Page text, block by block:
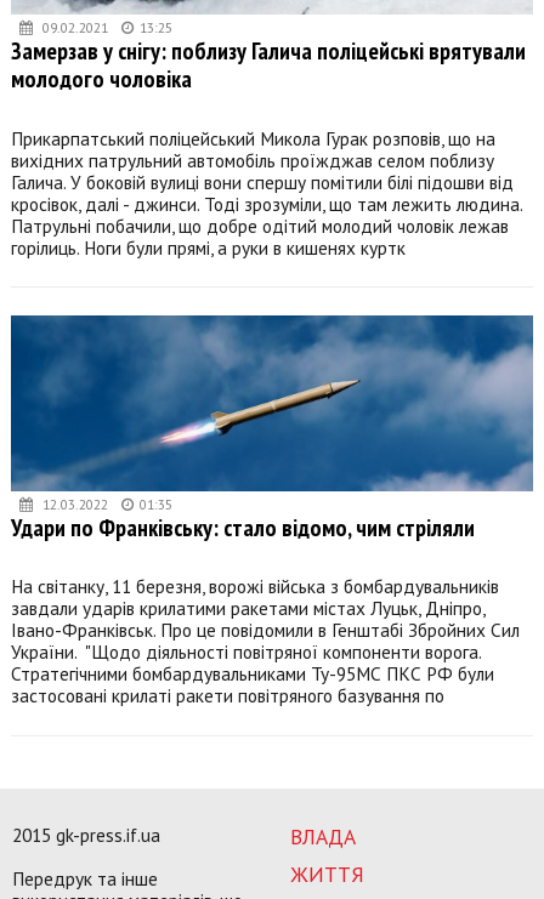
09.02.2021 13:25
Замерзав у снігу: поблизу Галича поліцейські врятували
молодого чоловіка
Прикарпатський поліцейський Микола Гурак розповів, що на
вихідних патрульний автомобіль проїжджав селом поблизу
Галича. У боковій вулиці вони спершу помітили білі підошви від
кросівок, далі - джинси. Тоді зрозуміли, що там лежить людина.
Патрульні побачили, що добре одітий молодий чоловік лежав
горілиць. Ноги були прямі, а руки в кишенях куртк
12.03.2022 01:35
Удари по Франківську: стало відомо, чим стріляли
На світанку, 11 березня, ворожі війська з бомбардувальників
завдали ударів крилатими ракетами містах Луцьк, Дніпро,
Івано-Франківськ. Про це повідомили в Генштабі Збройних Сил
України. "Щодо діяльності повітряної компоненти ворога.
Стратегічними бомбардувальниками Ту-95МС ПКС РФ були
застосовані крилаті ракети повітряного базування по
ВЛАДА
ЖИТТЯ
2015 gk-press.if.ua
Передрук та інше